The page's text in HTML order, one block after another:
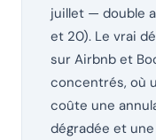
juillet — double
et 20). Le vrai
sur Airbnb et
concentrés, où
coûte une
dégradée et